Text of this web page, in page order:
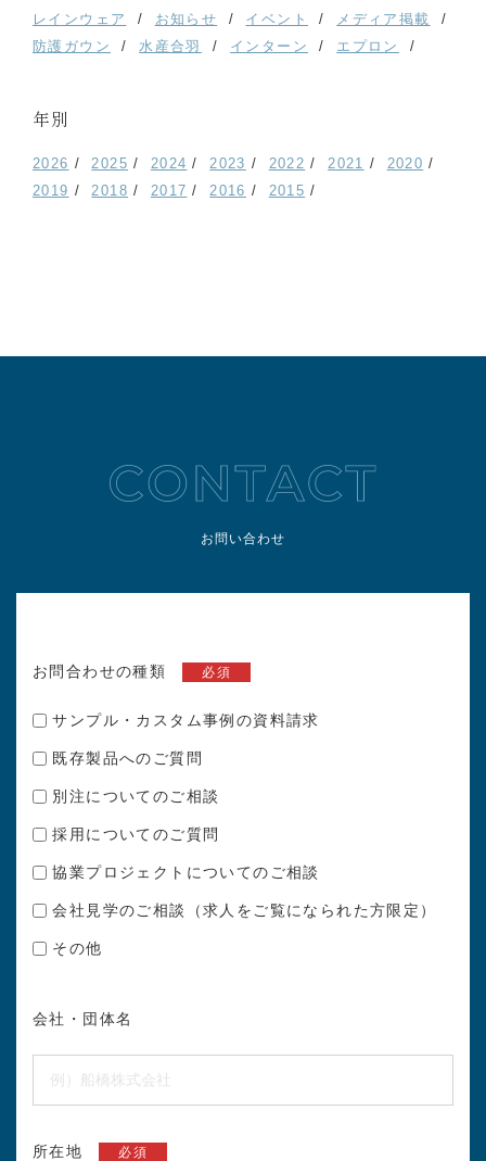
レインウェア お知らせ イベント
メディア掲載
防護ガウン
水産合羽 インターン エプロン
年別
2026 2025 2024 2023 2022 2021
2020
2019
2018 2017 2016 2015
お問い合わせ
お問合わせの種類 必須
サンプル・カスタム事例の資料請求
既存製品へのご質問
別注についてのご相談
採用についてのご質問
協業プロジェクトについてのご相談
会社見学のご相談（求人をご覧になられた方限定）
その他
会社・団体名
所在地 必須